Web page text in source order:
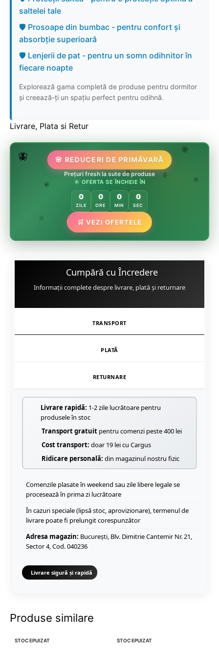
saltelei tale
🛡️ Prosoape din bumbac - pentru confort și
absorbție superioară
🛡️ Lenjerii de pat - pentru un somn odihnitor în
fiecare noapte
Explorează gama completă de produse pentru dormitor
și creează-ți un spațiu perfect pentru odihnă.
Livrare, Plata si Retur
🌸
🌿
🌸
🏵️
🌷
🦋 🌸 REDUCERI DE PRIMĂVARĂ
Prețuri fresh la sute de produse
☀️ OFERTA SE ÎNCHEIE ÎN
0
ZILE
0
ORE
0
MIN
0
SEC
🛒 VEZI OFERTELE
Cumpără cu Încredere
Informații complete despre livrare, plată și returnare
TRANSPORT
PLATĂ
RETURNARE
Livrare rapidă: 1-2 zile lucrătoare pentru
produsele în stoc
Transport gratuit pentru comenzi peste 400 lei
Cost transport: doar 19 lei cu Cargus
Ridicare personală: din magazinul nostru fizic
Comenzile plasate în weekend sau zile libere legale se
procesează în prima zi lucrătoare
În cazuri speciale (lipsă stoc, aprovizionare), termenul de
livrare poate fi prelungit corespunzător
Adresa magazin: București, Blv. Dimitrie Cantemir Nr. 21,
Sector 4, Cod. 040236
Livrare sigură și rapidă
Produse similare
STOC EPUIZAT STOC EPUIZAT